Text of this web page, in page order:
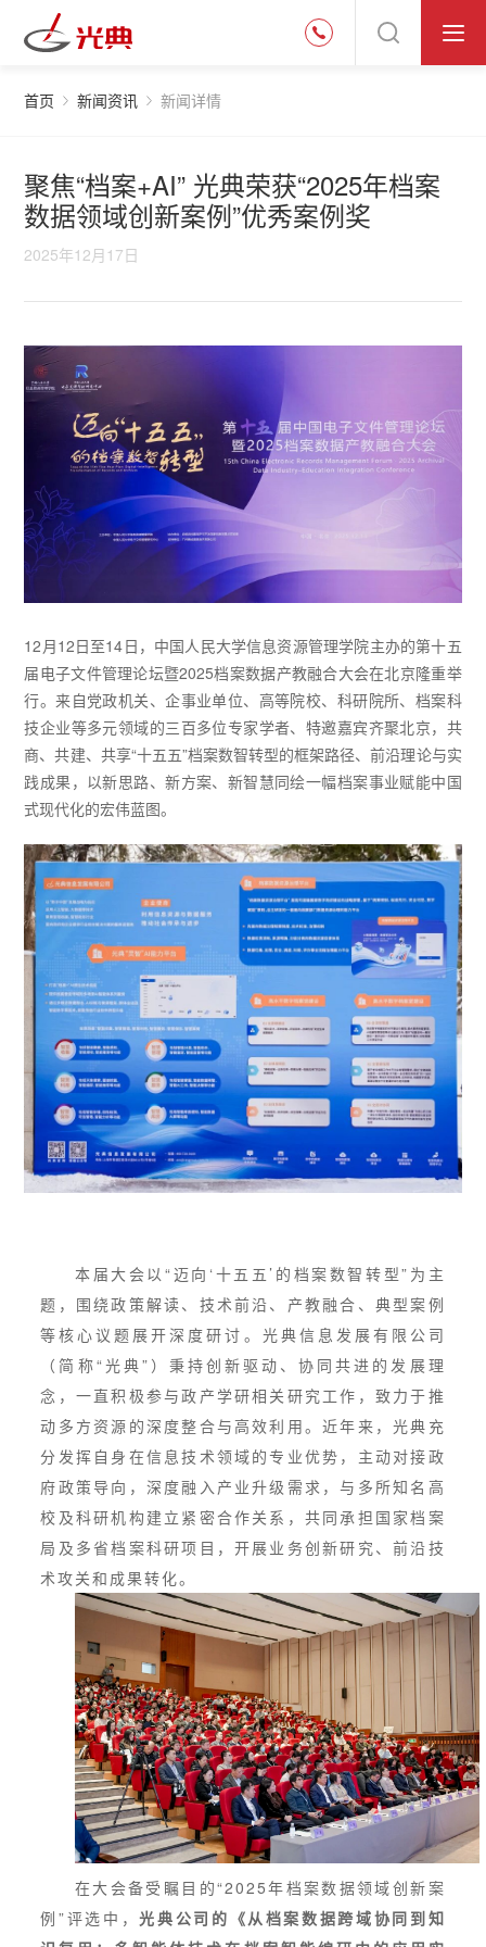
首页 新闻资讯 新闻详情
聚焦“档案+AI” 光典荣获“2025年档案
数据领域创新案例”优秀案例奖
2025年12月17日
12月12日至14日，中国人民大学信息资源管理学院主办的第十五
届电子文件管理论坛暨2025档案数据产教融合大会在北京隆重举
行。来自党政机关、企事业单位、高等院校、科研院所、档案科
技企业等多元领域的三百多位专家学者、特邀嘉宾齐聚北京，共
商、共建、共享“十五五”档案数智转型的框架路径、前沿理论与实
践成果，以新思路、新方案、新智慧同绘一幅档案事业赋能中国
式现代化的宏伟蓝图。
本届大会以“迈向‘十五五’的档案数智转型”为主
题，围绕政策解读、技术前沿、产教融合、典型案例
等核心议题展开深度研讨。光典信息发展有限公司
（简称“光典”）秉持创新驱动、协同共进的发展理
念，一直积极参与政产学研相关研究工作，致力于推
动多方资源的深度整合与高效利用。近年来，光典充
分发挥自身在信息技术领域的专业优势，主动对接政
府政策导向，深度融入产业升级需求，与多所知名高
校及科研机构建立紧密合作关系，共同承担国家档案
局及多省档案科研项目，开展业务创新研究、前沿技
术攻关和成果转化。
在大会备受瞩目的“2025年档案数据领域创新案
例”评选中，光典公司的《从档案数据跨域协同到知